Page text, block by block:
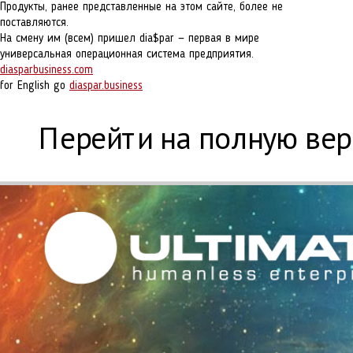
Продукты, ранее представленные на этом сайте, более не
поставляются.
На смену им (всем) пришел dia$par — первая в мире
универсальная операционная система предприятия.
diasparbusiness.com
for English go diaspar.business
Перейти на полную